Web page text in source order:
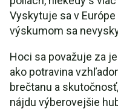
Vyskytuje sa v
výskumom sa
Hoci sa považuje za
ako potravina
brečtanu a
nájdu výberovejšie